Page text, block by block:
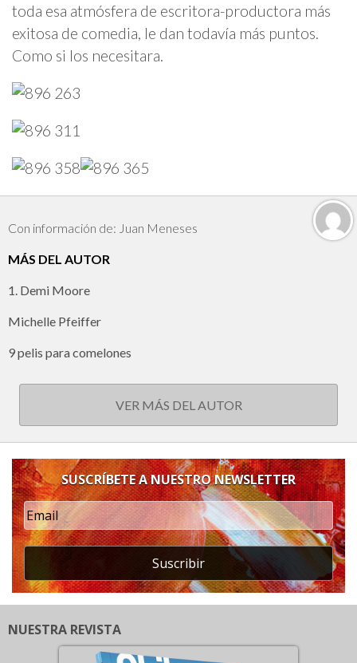
toda esa atmósfera de escritora-productora más
exitosa de comedia, le dan todavía más puntos.
Como si los necesitara.
Con información de: Juan Meneses
MÁS DEL AUTOR
1. Demi Moore
Michelle Pfeiffer
9 pelis para comelones
VER MÁS DEL AUTOR
SUSCRÍBETE A NUESTRO NEWSLETTER
Suscribir
NUESTRA REVISTA